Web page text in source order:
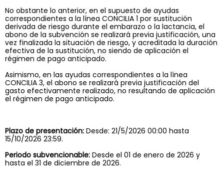
No obstante lo anterior, en el supuesto de ayudas
correspondientes a la línea CONCILIA 1 por sustitución
derivada de riesgo durante el embarazo o la lactancia, el
abono de la subvención se realizará previa justificación, una
vez finalizada la situación de riesgo, y acreditada la duración
efectiva de la sustitución, no siendo de aplicación el
régimen de pago anticipado.
Asimismo, en las ayudas correspondientes a la línea
CONCILIA 3, el abono se realizará previa justificación del
gasto efectivamente realizado, no resultando de aplicación
el régimen de pago anticipado.
Plazo de presentación: Desde: 21/5/2026 00:00 hasta
15/10/2026 23:59.
Periodo subvencionable: Desde el 01 de enero de 2026 y
hasta el 31 de diciembre de 2026.